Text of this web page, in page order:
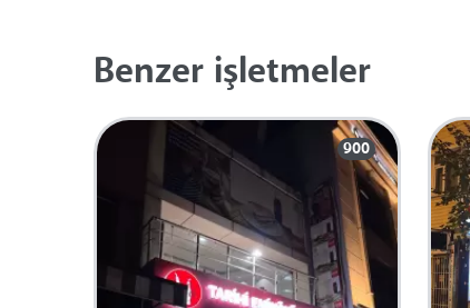
Benzer işletmeler
900